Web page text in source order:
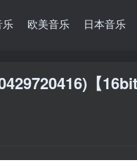
乐 欧美音乐 日本音乐
【